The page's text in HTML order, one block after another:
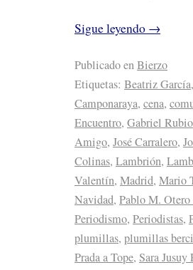
Sigue leyendo →
Publicado enBierzo
Etiquetas: Beatriz García,
Camponaraya, cena,
Encuentro, Gabriel Rubio
Amigo, José Carralero,
Colinas, Lambrión,
Valentín, Madrid, Mario
Navidad, Pablo M. Otero
Periodismo, Periodistas,
plumillas, plumillas
Prada a Tope, Sara Jusuy